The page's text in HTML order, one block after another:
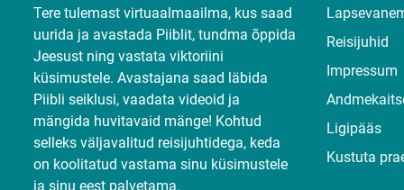
Tere tulemast virtuaalmaailma, kus saad
uurida ja avastada Piiblit, tundma õppida
Jeesust ning vastata viktoriini
küsimustele. Avastajana saad läbida
Piibli seiklusi, vaadata videoid ja
mängida huvitavaid mänge! Kohtud
selleks väljavalitud reisijuhtidega, keda
on koolitatud vastama sinu küsimustele
ja sinu eest palvetama.
Reisijuhid
Impressum
Ligipääs
Kustuta